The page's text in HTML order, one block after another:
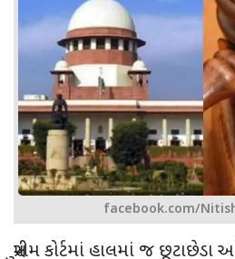
facebook.com/
સુપ્રીમ કોર્ટમાં હાલમાં જ